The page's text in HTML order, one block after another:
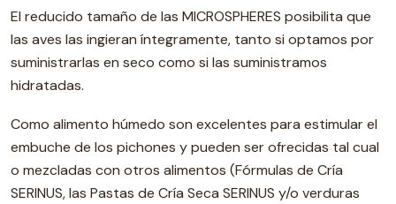
El reducido tamaño de las MICROSPHERES posibilita que
las aves las ingieran íntegramente, tanto si optamos por
suministrarlas en seco como si las suministramos
hidratadas.
Como alimento húmedo son excelentes para estimular el
embuche de los pichones y pueden ser ofrecidas tal cual
o mezcladas con otros alimentos (Fórmulas de Cría
SERINUS, las Pastas de Cría Seca SERINUS y/o verduras